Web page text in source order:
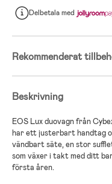
Delbetalamed
Rekommenderat
Beskrivning
EOS Lux duovagn från
har ett justerbart handtag
vändbart säte, en stor
som växer i takt med ditt
första åren.